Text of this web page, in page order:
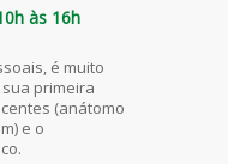
às 16h
é muito
primeira
(anátomo
e o